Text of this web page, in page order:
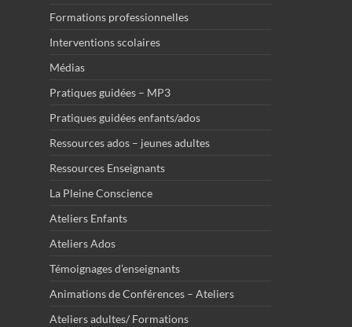
Formations professionnelles
Interventions scolaires
Médias
Pratiques guidées – MP3
Pratiques guidées enfants/ados
Ressources ados – jeunes adultes
Ressources Enseignants
La Pleine Conscience
Ateliers Enfants
Ateliers Ados
Témoignages d’enseignants
Animations de Conférences – Ateliers
Ateliers adultes/ Formations